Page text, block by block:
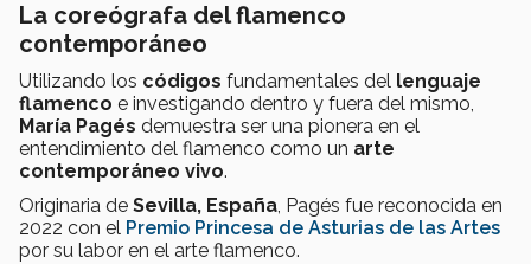
La coreógrafa del flamenco
contemporáneo
Utilizando los códigos fundamentales del lenguaje
flamenco e investigando dentro y fuera del mismo,
María Pagés demuestra ser una pionera en el
entendimiento del flamenco como un arte
contemporáneo vivo.
Originaria de Sevilla, España, Pagés fue reconocida en
2022 con el Premio Princesa de Asturias de las Artes
por su labor en el arte flamenco.